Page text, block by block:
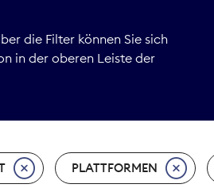
Print
die Filter können Sie sich
in der oberen Leiste der
PLATTFORMEN